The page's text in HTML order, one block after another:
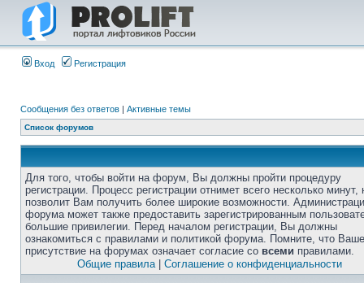
Вход Регистрация
Сообщения без ответов | Активные темы
Список форумов
Для того, чтобы войти на форум, Вы должны пройти процедуру
регистрации. Процесс регистрации отнимет всего несколько минут,
позволит Вам получить более широкие возможности.
форума может также предоставить зарегистрированным
большие привилегии. Перед началом регистрации, Вы должны
ознакомиться с правилами и политикой форума. Помните, что Ваше
присутствие на форумах означает согласие со всеми правилами.
Общие правила| Соглашение о конфиденциальности